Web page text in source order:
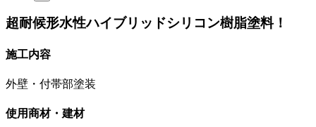
超耐候形水性ハイブリッドシリコン樹脂塗料！
施工内容
外壁・付帯部塗装
使用商材・建材